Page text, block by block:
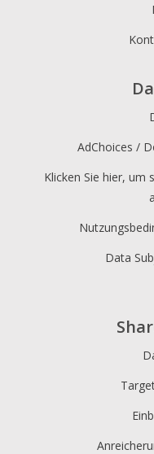
AdChoices /
Klicken Sie hier, um
Data